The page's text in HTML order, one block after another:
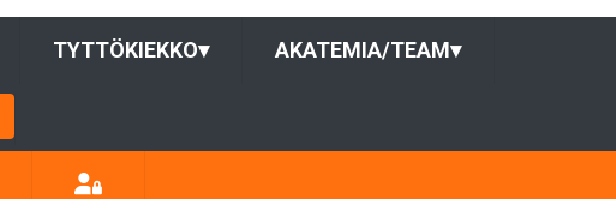
TYTTÖKIEKKO▾ AKATEMIA/TEAM▾